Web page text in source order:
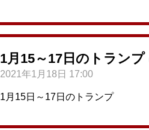
1月15～17日のトランプ
2021年1月18日 17:00
1月15日～17日のトランプ